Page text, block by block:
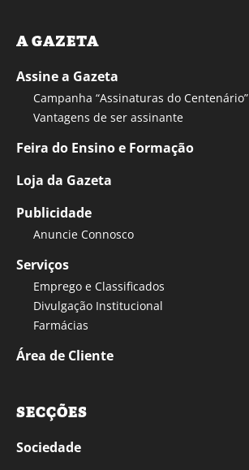
A GAZETA
Assine a Gazeta
Campanha “Assinaturas do Centenário”
Vantagens de ser assinante
Feira do Ensino e Formação
Loja da Gazeta
Publicidade
Anuncie Connosco
Serviços
Emprego e Classificados
Divulgação Institucional
Farmácias
Área de Cliente
SECÇÕES
Sociedade